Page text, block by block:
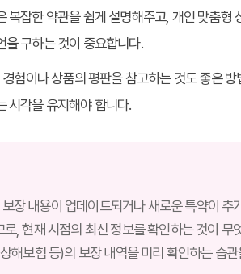
복잡한 약관을 쉽게 설명해주고, 개인 맞춤형
을 구하는 것이 중요합니다.
험이나 상품의 평판을 참고하는 것도 좋은
시각을 유지해야 합니다.
장 내용이 업데이트되거나 새로운 특약이 추
, 현재 시점의 최신 정보를 확인하는 것이 무
해보험 등)의 보장 내역을 미리 확인하는 습